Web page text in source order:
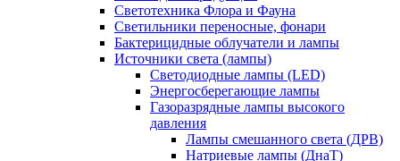
Светотехника Флора и Фауна
Светильники переносные, фонари
Бактерицидные облучатели и лампы
Источники света (лампы)
Светодиодные лампы (LED)
Энергосберегающие лампы
Газоразрядные лампы высокого
давления
Лампы смешанного света (ДРВ)
Натриевые лампы (ДнаТ)